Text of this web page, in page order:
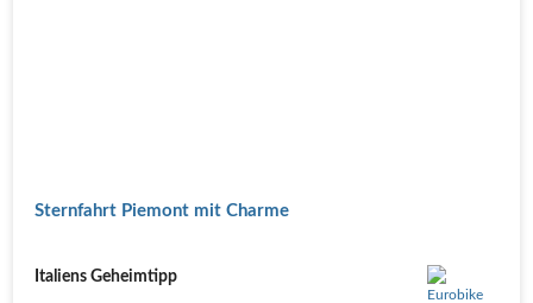
Sternfahrt Piemont mit Charme
Italiens Geheimtipp